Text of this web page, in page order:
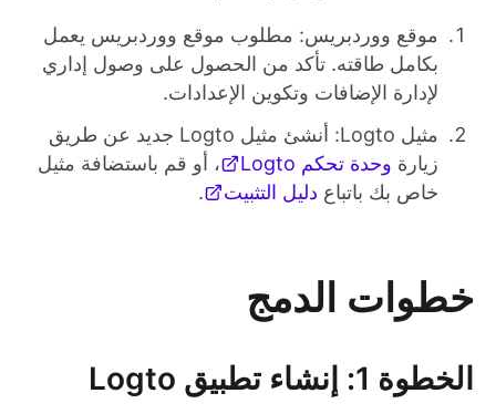
موقع ووردبريس: مطلوب موقع ووردبريس يعمل
بكامل طاقته. تأكد من الحصول على وصول إداري
لإدارة الإضافات وتكوين الإعدادات.
مثيل Logto: أنشئ مثيل Logto جديد عن طريق
زيارة وحدة تحكم Logto
، أو قم باستضافة مثيل
خاص بك باتباع دليل التثبيت .
خطوات الدمج
الخطوة 1: إنشاء تطبيق Logto